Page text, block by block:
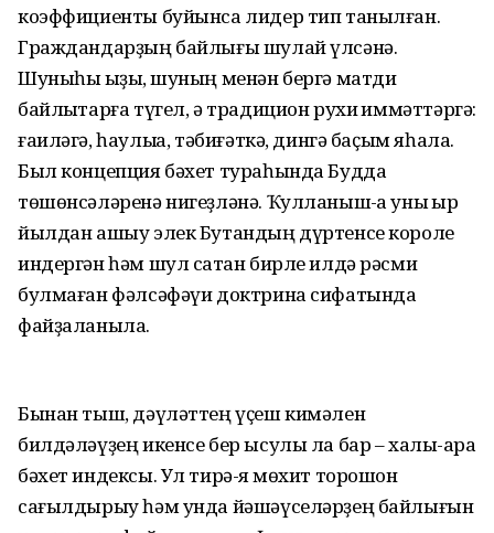
коэффициенты буйынса лидер тип танылған.
Граждандарҙың байлығы шулай үлсәнә.
Шуныһы ҡыҙыҡ, шуның менән бергә матди
байлыҡтарға түгел, ә традицион рухи ҡиммәттәргә:
ғаиләгә, һаулыҡҡа, тәбиғәткә, дингә баҫым яһала.
Был концепция бәхет тураһында Будда
төшөнсәләренә нигеҙләнә. Ҡулланыш-ҡа уны ҡырҡ
йылдан ашыу элек Бутандың дүртенсе короле
индергән һәм шул саҡтан бирле илдә рәсми
булмаған фәлсәфәүи доктрина сифатында
файҙаланыла.
Бынан тыш, дәүләттең үҫеш кимәлен
билдәләүҙең икенсе бер ысулы ла бар – халыҡ-ара
бәхет индексы. Ул тирә-яҡ мөхит торошон
сағылдырыу һәм унда йәшәүселәрҙең байлығын